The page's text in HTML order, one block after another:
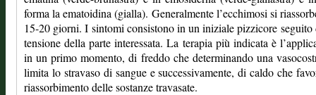
forma la ematoidina (gialla). Generalmente l’ecchimosi si
15-20 giorni. I sintomi consistono in un iniziale pizzicore seguito
tensione della parte interessata. La terapia più indicata è
in un primo momento, di freddo che determinando una
limita lo stravaso di sangue e successivamente, di caldo che
riassorbimento delle sostanze travasate.